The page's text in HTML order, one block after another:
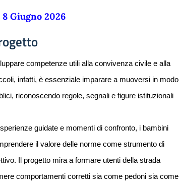
Giugno 2026
competenze utili alla convivenza civile e alla
infatti, è essenziale imparare a muoversi in modo
riconoscendo regole, segnali e figure istituzionali
guidate e momenti di confronto, i bambini
il valore delle norme come strumento di
Il progetto mira a formare utenti della strada
comportamenti corretti sia come pedoni sia come